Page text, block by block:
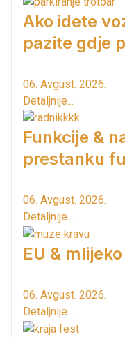
Ako idete
pazite gdje
06. Avgust. 2026.
Detaljnije...
Funkcije &
prestanku
06. Avgust. 2026.
Detaljnije...
EU & mlijeko
06. Avgust. 2026.
Detaljnije...